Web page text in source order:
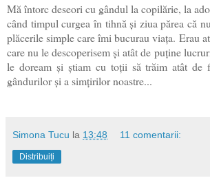
Mă întorc deseori cu gândul la copilărie, la
când timpul curgea în tihnă și ziua părea că
plăcerile simple care îmi bucurau viața. Erau
care nu le descoperisem și atât de puține
le doream și știam cu toții să trăim atât de
gândurilor și a simțirilor noastre...
Simona Tucu la 13:48 11 comentarii:
Distribuiți